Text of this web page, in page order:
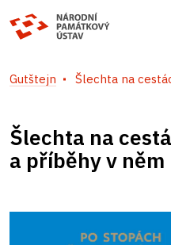
Gutštejn Šlechta na
Šlechta na
a příběhy v